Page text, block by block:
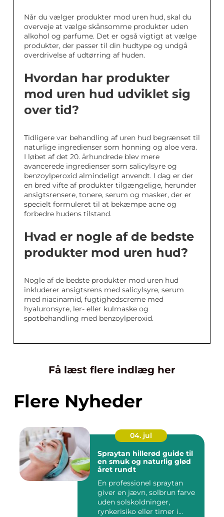
Når du vælger produkter mod uren hud, skal du
overveje at vælge skånsomme produkter uden
alkohol og parfume. Det er også vigtigt at vælge
produkter, der passer til din hudtype og undgå
overdrivelse af udtørring af huden.
Hvordan har produkter
mod uren hud udviklet sig
over tid?
Tidligere var behandling af uren hud begrænset til
naturlige ingredienser som honning og aloe vera.
I løbet af det 20. århundrede blev mere
avancerede ingredienser som salicylsyre og
benzoylperoxid almindeligt anvendt. I dag er der
en bred vifte af produkter tilgængelige, herunder
ansigtsrensere, tonere, serum og masker, der er
specielt formuleret til at bekæmpe acne og
forbedre hudens tilstand.
Hvad er nogle af de bedste
produkter mod uren hud?
Nogle af de bedste produkter mod uren hud
inkluderer ansigtsrens med salicylsyre, serum
med niacinamid, fugtighedscreme med
hyaluronsyre, ler- eller kulmaske og
spotbehandling med benzoylperoxid.
Få læst flere indlæg her
Flere Nyheder
04. jul
Spraytan hillerød guide til
en smuk og naturlig glød
året rundt
En professionel spraytan
giver en jævn, solbrun farve
uden solskoldninger,
rynkerisiko eller timer i...